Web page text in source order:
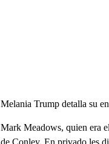
Melania Trump detalla su
Mark Meadows, quien era
de Conley. En privado les